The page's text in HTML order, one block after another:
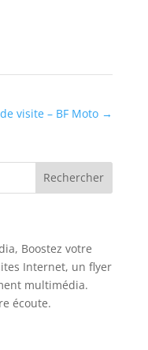
visite – BF Moto →
Boostez votre
Internet, un flyer
multimédia.
écoute.